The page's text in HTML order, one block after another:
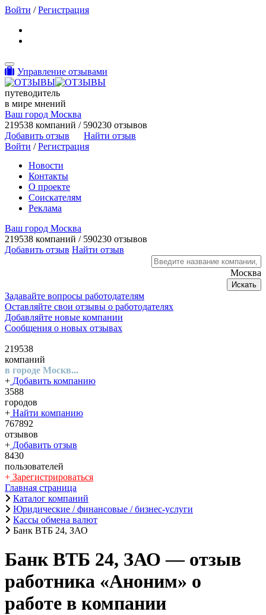
Войти /Регистрация
Toggle navigation
Управление отзывами
путеводитель
в мире мнений
Ваш город Москва
219538 компаний / 590230 отзывов
Добавить отзыв
Найти отзыв
Войти /Регистрация
Новости
Контакты
О проекте
Соискателям
Реклама
Ваш город Москва
219538 компаний / 590230 отзывов
Добавить отзыв Найти отзыв
Москва
Искать
Задавайте вопросы работодателям
Оставляйте свои отзывы о работодателях
Добавляйте новые компании
Сообщения о новых отзывах
219538
компаний
в городе Москв...
+ Добавить компанию
3588
городов
+ Найти компанию
767892
отзывов
+ Добавить отзыв
8430
пользователей
+ Зарегистрироваться
Главная страница
Каталог компаний
Юридические / финансовые / бизнес-услуги
Кассы обмена валют
Банк ВТБ 24, ЗАО
Банк ВТБ 24, ЗАО — отзыв
работника «Аноним» о
работе в компании